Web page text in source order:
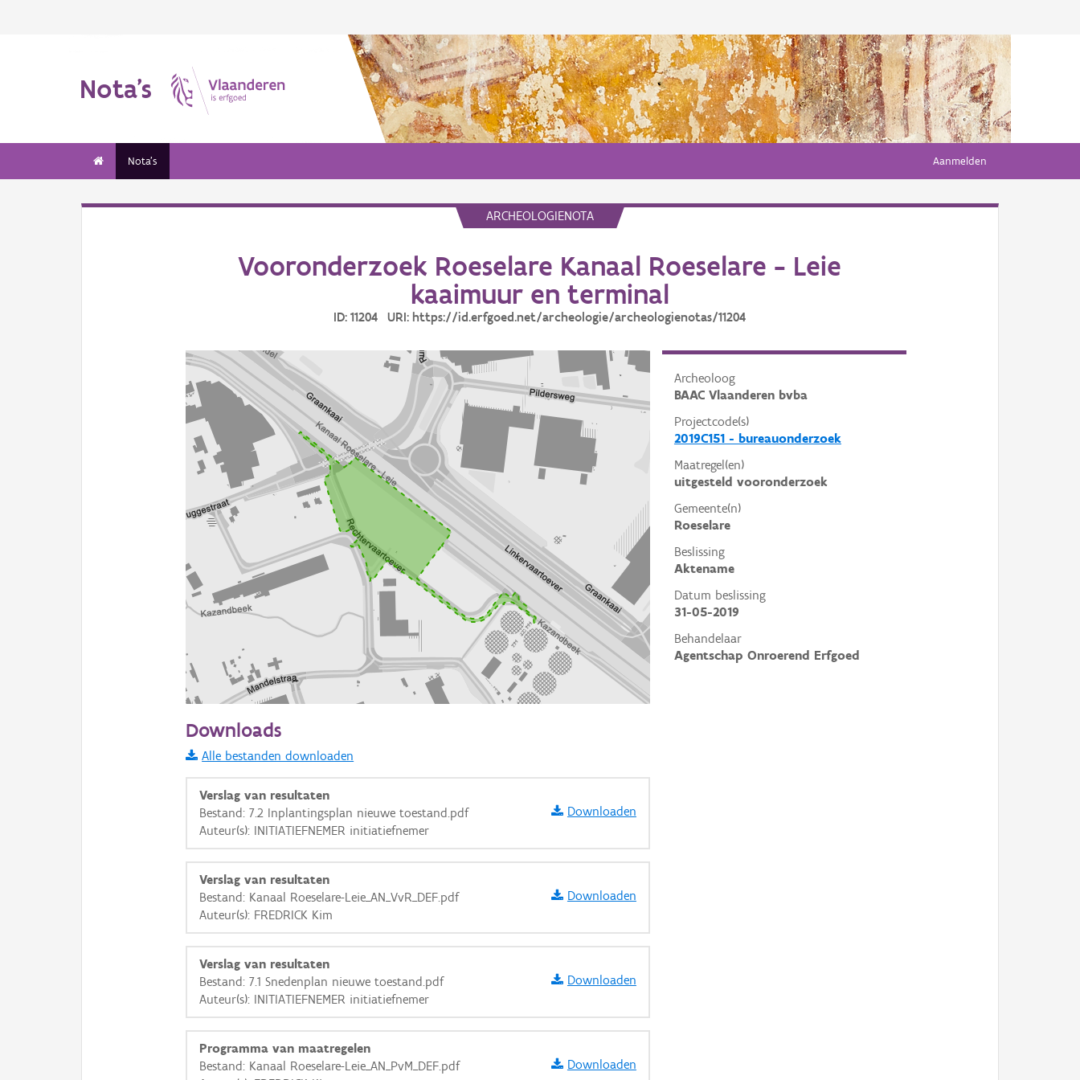
Nota's
Nota's Aanmelden
ARCHEOLOGIENOTA
Vooronderzoek Roeselare Kanaal Roeselare - Leie
kaaimuur en terminal
ID: 11204 URI: https://id.erfgoed.net/archeologie/archeologienotas/11204
Archeoloog
BAAC Vlaanderen bvba
Projectcode(s)
2019C151 - bureauonderzoek
Maatregel(en)
uitgesteld vooronderzoek
Gemeente(n)
Roeselare
Beslissing
Aktename
Datum beslissing
31-05-2019
Behandelaar
Agentschap Onroerend Erfgoed
Informatie Vlaanderen
i
+ −
OSM-Basiskaart
Ortho
GRB-Basiskaart in grijswaarden
Downloads
Alle bestanden downloaden
Verslag van resultaten
Bestand: 7.2 Inplantingsplan nieuwe toestand.pdf
Auteur(s): INITIATIEFNEMER initiatiefnemer
Downloaden
Verslag van resultaten
Bestand: Kanaal Roeselare-Leie_AN_VvR_DEF.pdf
Auteur(s): FREDRICK Kim
Downloaden
Verslag van resultaten
Bestand: 7.1 Snedenplan nieuwe toestand.pdf
Auteur(s): INITIATIEFNEMER initiatiefnemer
Downloaden
Programma van maatregelen
Bestand: Kanaal Roeselare-Leie_AN_PvM_DEF.pdf
Downloaden